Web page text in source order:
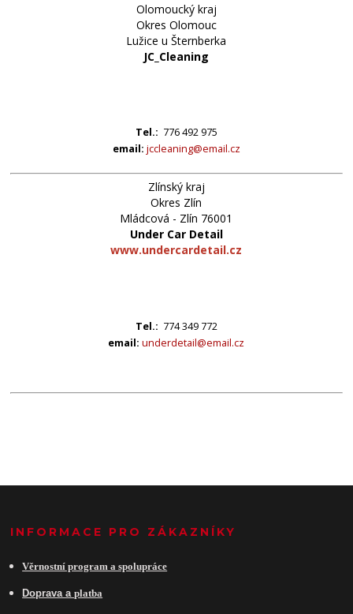
Olomoucký kraj
Okres Olomouc
Lužice u Šternberka
JC_Cleaning
Tel.: 776 492 975
email: jccleaning@email.cz
Zlínský kraj
Okres Zlín
Mládcová - Zlín 76001
Under Car Detail
www.undercardetail.cz
Tel.: 774 349 772
email:underdetail@email.cz
INFORMACE PRO ZÁKAZNÍKY
Věrnostní program a spolupráce
Doprava aplatba